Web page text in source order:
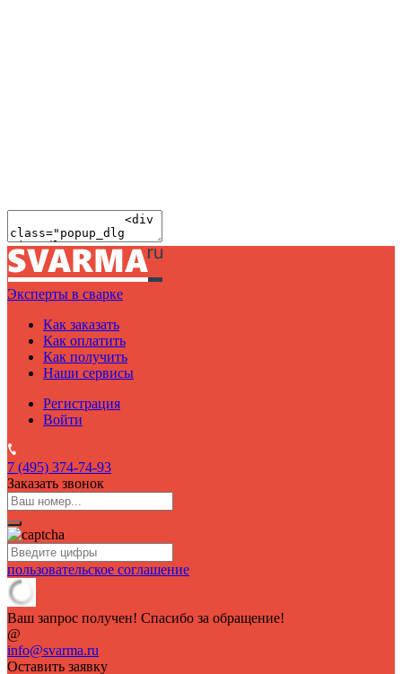
Эксперты в сварке
Как заказать
Как оплатить
Как получить
Наши сервисы
Регистрация
Войти
7 (495) 374-74-93
Заказать звонок
пользовательское соглашение
Ваш запрос получен! Спасибо за обращение!
@
info@svarma.ru
Оставить заявку